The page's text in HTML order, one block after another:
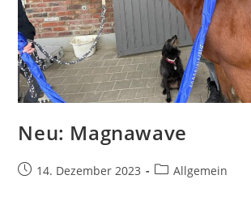
Neu: Magnawave
14. Dezember 2023 Allgemein